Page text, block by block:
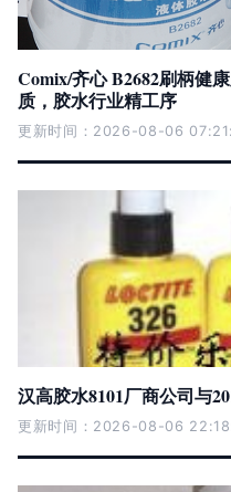
Comix/齐心 B2682刷柄健
质，胶水行业精工序
更新时间：2026-08-06
汉高胶水8101厂商公司与
更新时间：2026-08-06